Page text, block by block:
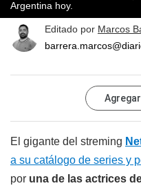
Argentina hoy.
Editado por Marcos
Agregar
El gigante del streming
a su catálogo de series y
por una de las actrices